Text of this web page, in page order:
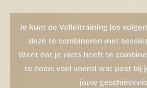
Je kunt de Valleitraining los
deze te combineren met
Weet dat je niets hoeft te
te doen: voel vooral wat past bij
jouw